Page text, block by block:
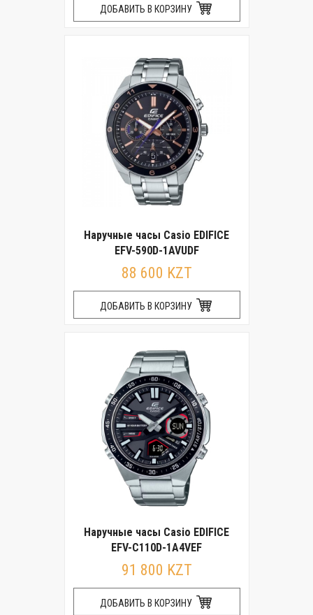
ДОБАВИТЬ В КОРЗИНУ
Наручные часы Casio EDIFICE
EFV-590D-1AVUDF
88 600 KZT
ДОБАВИТЬ В КОРЗИНУ
Наручные часы Casio EDIFICE
EFV-C110D-1A4VEF
91 800 KZT
ДОБАВИТЬ В КОРЗИНУ